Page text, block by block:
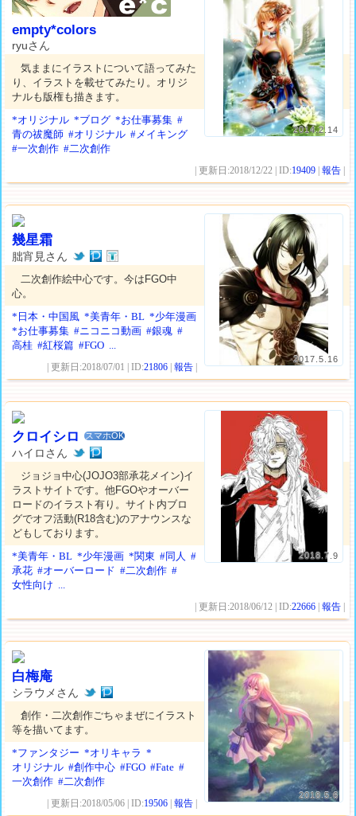
2014.2.14
empty*colors
ryuさん
気ままにイラストについて語ってみた
り、イラストを載せてみたり。オリジ
ナルも版権も描きます。
*オリジナル *ブログ *お仕事募集 #
青の祓魔師 #オリジナル #メイキング
#一次創作 #二次創作
| 更新日:2018/12/22 | ID:19409 |報告
2017.5.16
幾星霜
朏宵見さん
二次創作絵中心です。今はFGO中
心。
*日本・中国風 *美青年・BL *少年漫画
*お仕事募集 #ニコニコ動画 #銀魂 #
高桂 #紅桜篇 #FGO ...
| 更新日:2018/07/01 | ID:21806 |報告
2018.7.9
クロイシロ スマホOK
ハイロさん
ジョジョ中心(JOJO3部承花メイン)イ
ラストサイトです。他FGOやオーバー
ロードのイラスト有り。サイト内ブロ
グでオフ活動(R18含む)のアナウンスな
どもしております。
*美青年・BL *少年漫画 *関東 #同人 #
承花 #オーバーロード #二次創作 #
女性向け ...
| 更新日:2018/06/12 | ID:22666 |報告
2018.5.6
白梅庵
シラウメさん
創作・二次創作ごちゃまぜにイラスト
等を描いてます。
*ファンタジー *オリキャラ *
オリジナル #創作中心 #FGO #Fate #
一次創作 #二次創作
| 更新日:2018/05/06 | ID:19506 |報告